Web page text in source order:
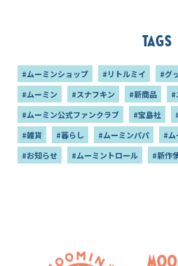
Tags
#ムーミンショップ #リトルミイ #グ
#ムーミン
#スナフキン #新商品
#
#ムーミン公式ファンクラブ
#宝島社
#雑貨
#暮らし #ムーミンパパ #ム
#お知らせ
#ムーミントロール #新作